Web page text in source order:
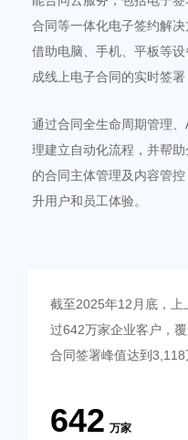
合同等一体化电子签约解
借助电脑、手机、平板等
成线上电子合同的实时签
通过合同全生命周期管理
理建立自动化流程，并帮
的合同主体管理及内容管
升用户和员工体验。
截至2025年12月底，上
过642万家企业客户，
合同签署峰值达到3,118
642 万家